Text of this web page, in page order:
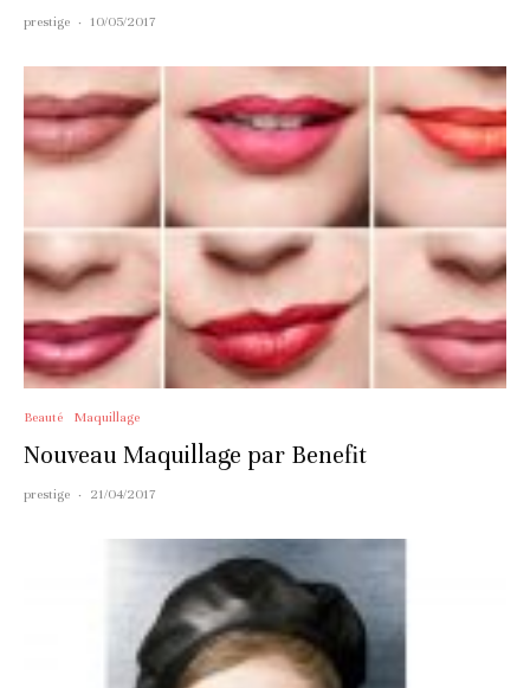
prestige · 10/05/2017
Beauté Maquillage
Nouveau Maquillage par Benefit
prestige · 21/04/2017